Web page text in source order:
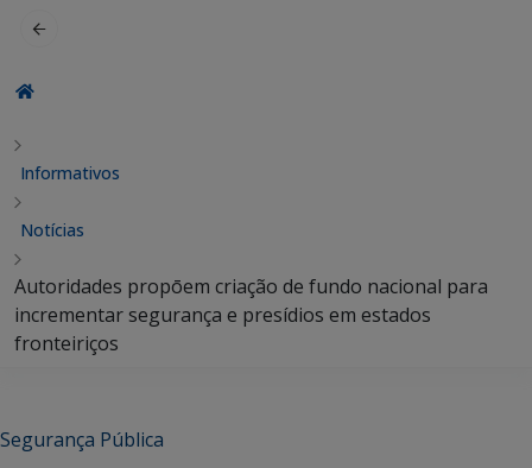
Informativos
Notícias
Autoridades propōem criação de fundo nacional para
incrementar segurança e presídios em estados
fronteiriços
Segurança Pública